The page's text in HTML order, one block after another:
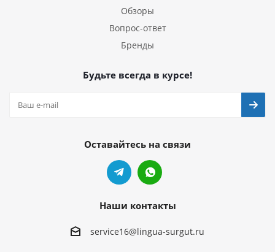
Обзоры
Вопрос-ответ
Бренды
Будьте всегда в курсе!
Оставайтесь на связи
Наши контакты
service16@lingua-surgut.ru